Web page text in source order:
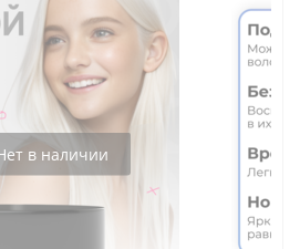
в наличии